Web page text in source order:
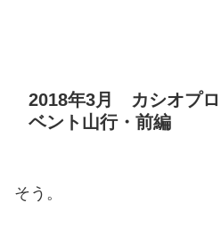
2018年3月 カシオプ
ベント山行・前編
そう。